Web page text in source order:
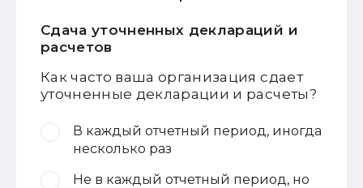
Сдача уточненных деклараций и
расчетов
Как часто ваша организация сдает
уточненные декларации и расчеты?
В каждый отчетный период, иногда
несколько раз
Не в каждый отчетный период, но